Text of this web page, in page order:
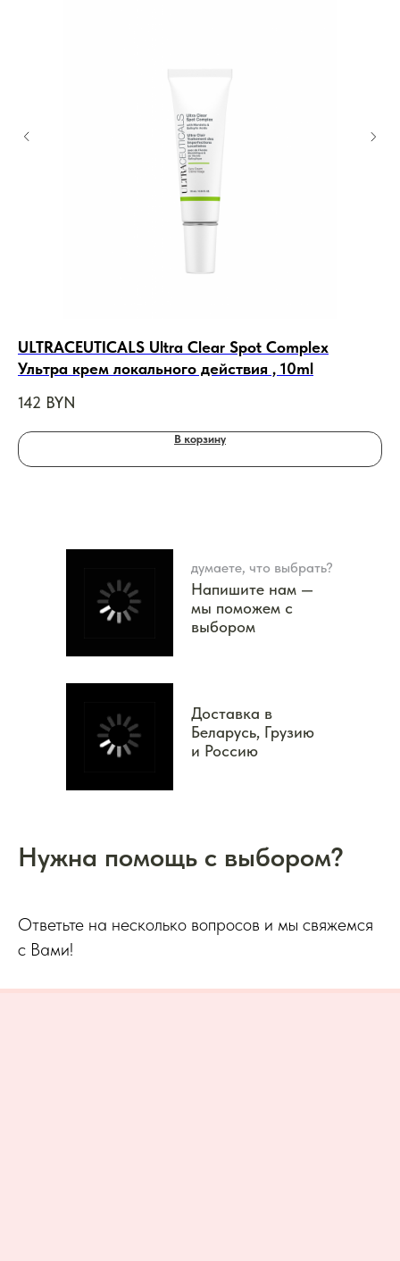
ULTRACEUTICALS Ultra Clear Spot Complex
Ультра крем локального действия , 10ml
142 BYN
В корзину
думаете, что выбрать?
Напишите нам —
мы поможем с
выбором
Доставка в
Беларусь, Грузию
и Россию
Нужна помощь с выбором?
Ответьте на несколько вопросов и мы свяжемся
с Вами!